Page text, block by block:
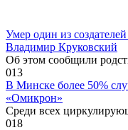
Умер один из
Владимир Круковский
Об этом сообщили
013
В Минске более 50%
«Омикрон»
Среди всех
018